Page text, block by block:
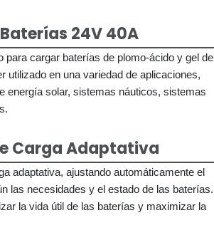
24V 40A
para cargar baterías de plomo-ácido y gel de
utilizado en una variedad de aplicaciones,
energía solar, sistemas náuticos, sistemas
Carga Adaptativa
adaptativa, ajustando automáticamente el
las necesidades y el estado de las baterías.
la vida útil de las baterías y maximizar la